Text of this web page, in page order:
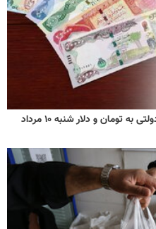
قیمت دینار عراق امروز + نرخ ارز اربعین دولتی به تومان و دلار شنبه ۱۰ مرداد